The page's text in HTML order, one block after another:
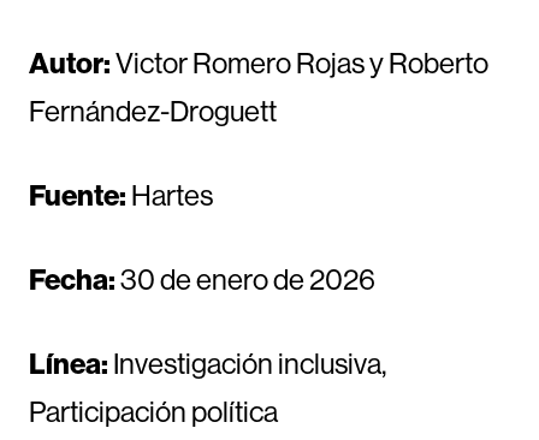
Autor:Victor Romero Rojas y Roberto
Fernández-Droguett
Fuente: Hartes
Fecha:30 de enero de 2026
Línea: Investigación inclusiva,
Participación política